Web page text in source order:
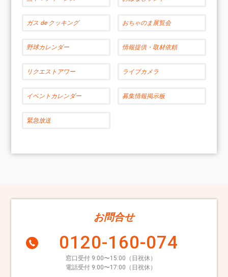
ガス de クッキング おちゃのま展覧会
野球カレンダー 情報提供・取材依頼
リクエストアワー ライブカメラ
イベントカレンダー 募集情報掲示板
緊急放送
お問合せ
0120-160-074
窓口受付 9:00〜15:00（日祝休）
電話受付 9:00〜17:00（日祝休）